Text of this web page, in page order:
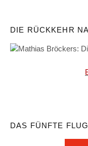
DIE RÜCKKEHR
DAS FÜNFTE